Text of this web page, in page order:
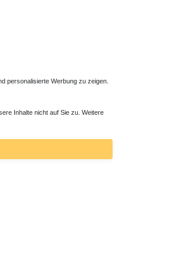
personalisierte Werbung zu zeigen.
Inhalte nicht auf Sie zu. Weitere